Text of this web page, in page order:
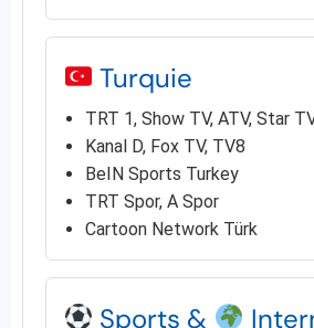
Turquie
TRT 1, Show TV, ATV, Star
Kanal D, Fox TV, TV8
BeIN Sports Turkey
TRT Spor, A Spor
Cartoon Network Türk
Sports &